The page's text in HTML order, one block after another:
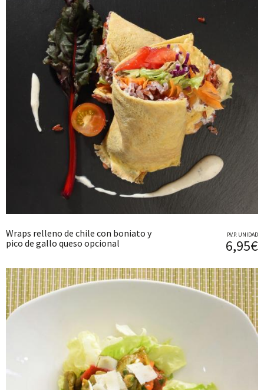
Wraps relleno de chile con boniato y
pico de gallo queso opcional
P.V.P. UNIDAD
6,95€